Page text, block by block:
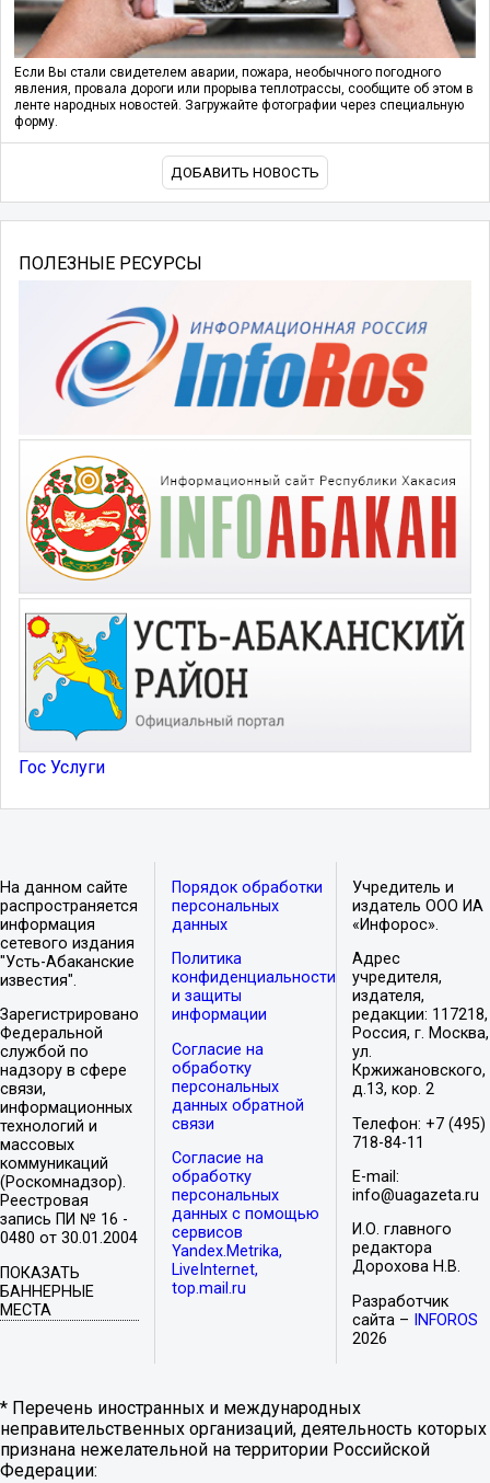
Если Вы стали свидетелем аварии, пожара, необычного погодного
явления, провала дороги или прорыва теплотрассы, сообщите об этом в
ленте народных новостей. Загружайте фотографии через специальную
форму.
ДОБАВИТЬ НОВОСТЬ
ПОЛЕЗНЫЕ РЕСУРСЫ
Гос Услуги
На данном сайте
распространяется
информация
сетевого издания
"Усть-Абаканские
известия".
Зарегистрировано
Федеральной
службой по
надзору в сфере
связи,
информационных
технологий и
массовых
коммуникаций
(Роскомнадзор).
Реестровая
запись ПИ № 16 -
0480 от 30.01.2004
ПОКАЗАТЬ
БАННЕРНЫЕ
МЕСТА
Порядок обработки
персональных
данных
Политика
конфиденциальности
и защиты
информации
Согласие на
обработку
персональных
данных обратной
связи
Согласие на
обработку
персональных
данных с помощью
сервисов
Yandex.Metrika,
LiveInternet,
top.mail.ru
Учредитель и
издатель ООО ИА
«Инфорос».
Адрес
учредителя,
издателя,
редакции: 117218,
Россия, г. Москва,
ул.
Кржижановского,
д.13, кор. 2
Телефон: +7 (495)
718-84-11
E-mail:
info@uagazeta.ru
И.О. главного
редактора
Дорохова Н.В.
Разработчик
сайта –
INFOROS
2026
* Перечень иностранных и международных
неправительственных организаций, деятельность которых
признана нежелательной на территории Российской
Федерации: